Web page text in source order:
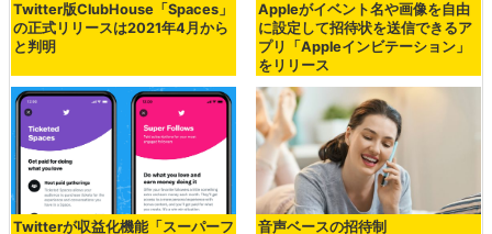
Twitter版ClubHouse「Spaces」
の正式リリースは2021年4月から
と判明
Appleがイベント名や画像を自由
に設定して招待状を送信できるア
プリ「Appleインビテーション」
をリリース
Twitterが収益化機能「スーパーフ
音声ベースの招待制